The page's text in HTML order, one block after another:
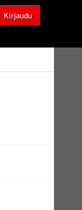
Kirjaudu